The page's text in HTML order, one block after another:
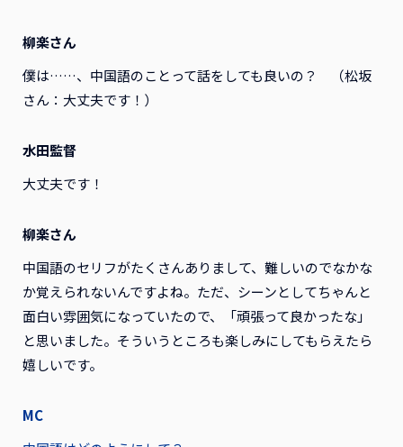
柳楽さん
僕は……、中国語のことって話をしても良いの？ （松坂
さん：大丈夫です！）
水田監督
大丈夫です！
柳楽さん
中国語のセリフがたくさんありまして、難しいのでなかな
か覚えられないんですよね。ただ、シーンとしてちゃんと
面白い雰囲気になっていたので、「頑張って良かったな」
と思いました。そういうところも楽しみにしてもらえたら
嬉しいです。
MC